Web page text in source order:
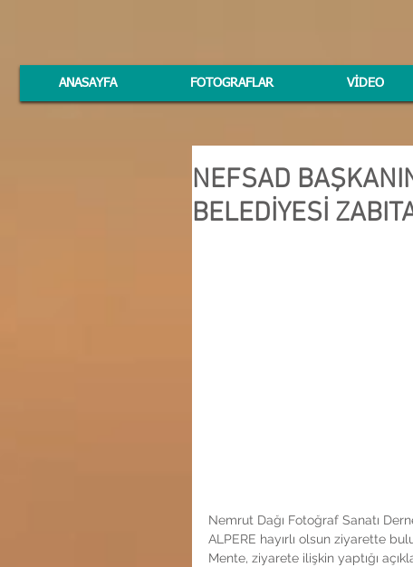
ANASAYFA FOTOGRAFLAR VİDEO
NEFSAD
BELEDİYESİ
Nemrut Dağı Fotoğraf Sanatı
ALPERE hayırlı olsun ziyarette
Mente, ziyarete ilişkin yaptığı